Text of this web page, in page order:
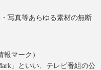
写真等あらゆる素材の無断
報マーク）
」といい、テレビ番組の公